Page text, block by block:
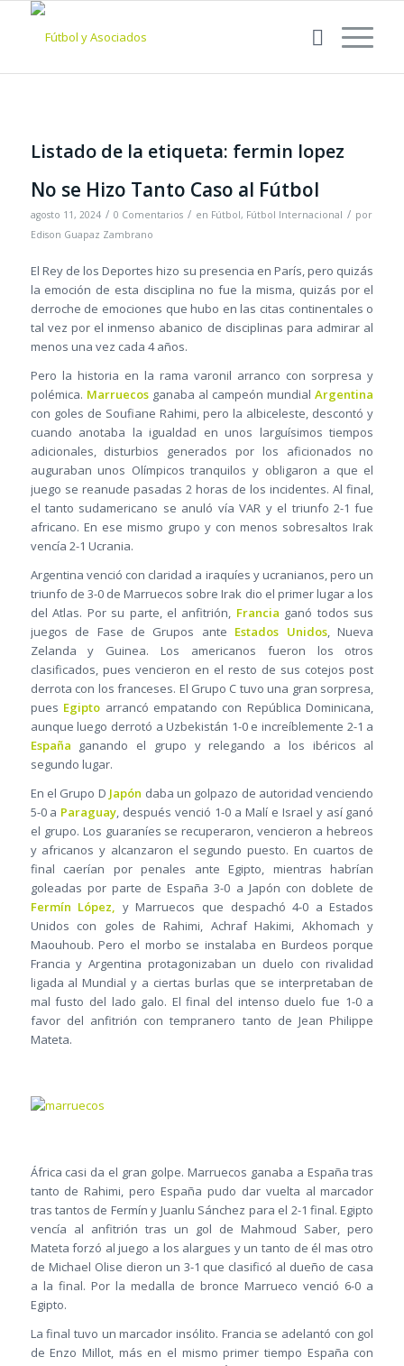
Listado de la etiqueta: fermin lopez
No se Hizo Tanto Caso al Fútbol
agosto 11, 2024 / 0 Comentarios / en Fútbol, Fútbol Internacional / por
Edison Guapaz Zambrano
El Rey de los Deportes hizo su presencia en París, pero quizás
la emoción de esta disciplina no fue la misma, quizás por el
derroche de emociones que hubo en las citas continentales o
tal vez por el inmenso abanico de disciplinas para admirar al
menos una vez cada 4 años.
Pero la historia en la rama varonil arranco con sorpresa y
polémica. Marruecosganaba al campeón mundialArgentina
con goles de Soufiane Rahimi, pero la albiceleste, descontó y
cuando anotaba la igualdad en unos larguísimos tiempos
adicionales, disturbios generados por los aficionados no
auguraban unos Olímpicos tranquilos y obligaron a que el
juego se reanude pasadas 2 horas de los incidentes. Al final,
el tanto sudamericano se anuló vía VAR y el triunfo 2-1 fue
africano. En ese mismo grupo y con menos sobresaltos Irak
vencía 2-1 Ucrania.
Argentina venció con claridad a iraquíes y ucranianos, pero un
triunfo de 3-0 de Marruecos sobre Irak dio el primer lugar a los
del Atlas. Por su parte, el anfitrión, Francia ganó todos sus
juegos de Fase de Grupos ante Estados Unidos, Nueva
Zelanda y Guinea. Los americanos fueron los otros
clasificados, pues vencieron en el resto de sus cotejos post
derrota con los franceses. El Grupo C tuvo una gran sorpresa,
pues Egipto arrancó empatando con República Dominicana,
aunque luego derrotó a Uzbekistán 1-0 e increíblemente 2-1 a
España ganando el grupo y relegando a los ibéricos al
segundo lugar.
En el Grupo D Japón daba un golpazo de autoridad venciendo
5-0 a Paraguay, después venció 1-0 a Malí e Israel y así ganó
el grupo. Los guaraníes se recuperaron, vencieron a hebreos
y africanos y alcanzaron el segundo puesto. En cuartos de
final caerían por penales ante Egipto, mientras habrían
goleadas por parte de España 3-0 a Japón con doblete de
Fermín López, y Marruecos que despachó 4-0 a Estados
Unidos con goles de Rahimi, Achraf Hakimi, Akhomach y
Maouhoub. Pero el morbo se instalaba en Burdeos porque
Francia y Argentina protagonizaban un duelo con rivalidad
ligada al Mundial y a ciertas burlas que se interpretaban de
mal fusto del lado galo. El final del intenso duelo fue 1-0 a
favor del anfitrión con tempranero tanto de Jean Philippe
Mateta.
África casi da el gran golpe. Marruecos ganaba a España tras
tanto de Rahimi, pero España pudo dar vuelta al marcador
tras tantos de Fermín y Juanlu Sánchez para el 2-1 final. Egipto
vencía al anfitrión tras un gol de Mahmoud Saber, pero
Mateta forzó al juego a los alargues y un tanto de él mas otro
de Michael Olise dieron un 3-1 que clasificó al dueño de casa
a la final. Por la medalla de bronce Marrueco venció 6-0 a
Egipto.
La final tuvo un marcador insólito. Francia se adelantó con gol
de Enzo Millot, más en el mismo primer tiempo España con